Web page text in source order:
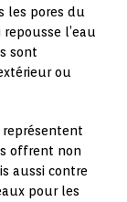
les pores du
l’eau
sont
ou
représentent
offrent non
aussi contre
pour les